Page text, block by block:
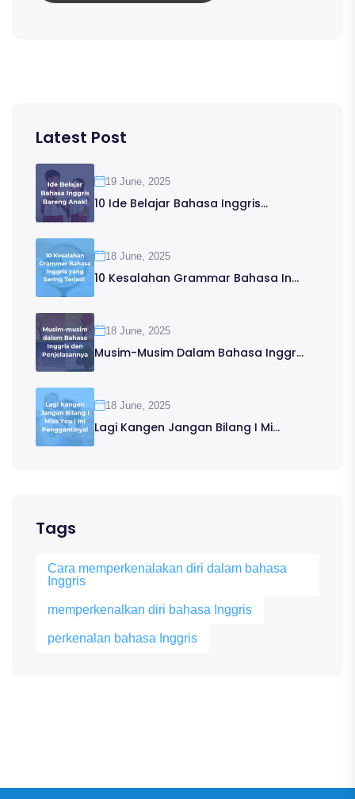
Latest Post
19 June, 2025
10 Ide Belajar Bahasa Inggris...
18 June, 2025
10 Kesalahan Grammar Bahasa In...
18 June, 2025
Musim-Musim Dalam Bahasa Inggr...
18 June, 2025
Lagi Kangen Jangan Bilang I Mi...
Tags
Cara memperkenalakan diri dalam bahasa
Inggris
memperkenalkan diri bahasa Inggris
perkenalan bahasa Inggris